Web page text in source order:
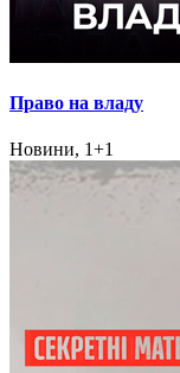
Право на владу
Новини, 1+1